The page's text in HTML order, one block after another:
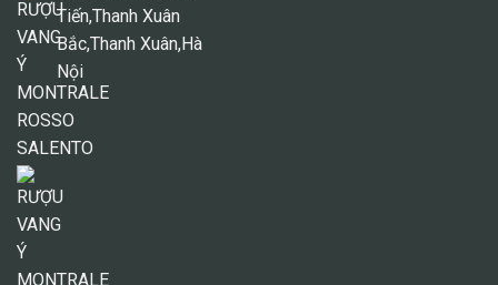
Tiến,Thanh Xuân
Bắc,Thanh Xuân,Hà
Nội